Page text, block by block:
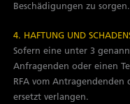
Beschädigungen zu sorgen.
4. HAFTUNG UND
Sofern eine unter 3
Anfragenden oder einen
RFA vom Antragendenden
ersetzt verlangen.